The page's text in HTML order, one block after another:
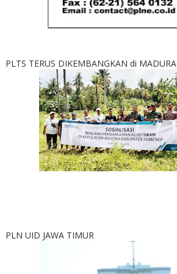
PLTS TERUS DIKEMBANGKAN di MADURA
PLN UID JAWA TIMUR